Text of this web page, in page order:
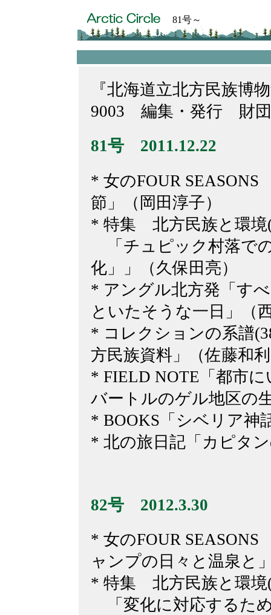
81号～
『北海道立北方民族博
9003 編集・発行 財団
81号 2011.12.22
* 女のFOUR SEASONS
節」（岡田淳子）
* 特集 北方民族と環境
「チュピック村落で
化」」（久保田亮）
* アングル北方発「す
といたそうな一日」（
* コレクションの系譜
方民族資料」（佐藤和
* FIELD NOTE「都市
バートルのゲル地区の
* BOOKS「シベリア神
* 北の旅日記「カピタ
82号 2012.3.30
* 女のFOUR
ャンプの日々と温泉と
* 特集 北方民族と環境
「変化に対応するた